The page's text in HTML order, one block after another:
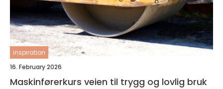
inspiration
16. February 2026
Maskinførerkurs veien til trygg og lovlig bruk